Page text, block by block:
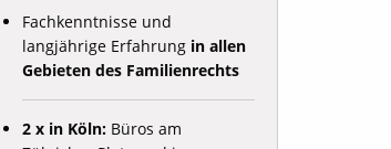
Fachkenntnisse und
langjährige Erfahrung in allen
Gebieten des Familienrechts
2 x in Köln:Büros am